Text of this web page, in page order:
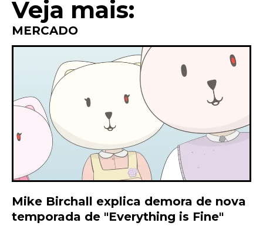
Veja mais:
MERCADO
Mike Birchall explica demora de nova
temporada de "Everything is Fine"